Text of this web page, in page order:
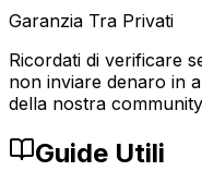
Garanzia Tra Privati
Ricordati di verificare
non inviare denaro in
della nostra
Guide Utili